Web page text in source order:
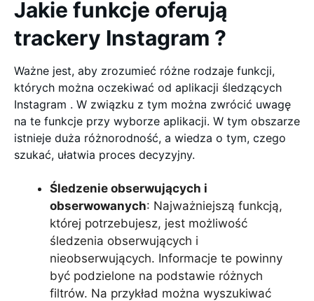
Jakie funkcje oferują
trackery Instagram ?
Ważne jest, aby zrozumieć różne rodzaje funkcji,
których można oczekiwać od aplikacji śledzących
Instagram . W związku z tym można zwrócić uwagę
na te funkcje przy wyborze aplikacji. W tym obszarze
istnieje duża różnorodność, a wiedza o tym, czego
szukać, ułatwia proces decyzyjny.
Śledzenie obserwujących i
obserwowanych: Najważniejszą funkcją,
której potrzebujesz, jest możliwość
śledzenia obserwujących i
nieobserwujących. Informacje te powinny
być podzielone na podstawie różnych
filtrów. Na przykład można wyszukiwać